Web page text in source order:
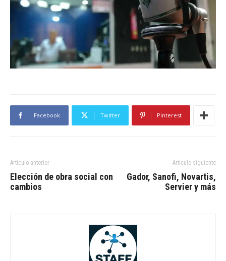
Facebook Twitter Pinterest
Artículo anterior
Elección de obra social con
cambios
Artículo siguiente
Gador, Sanofi, Novartis,
Servier y más